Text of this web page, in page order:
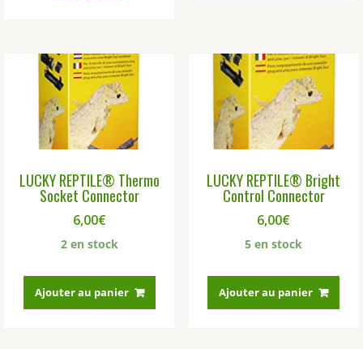
LUCKY REPTILE® Thermo
Socket Connector
6,00€
2 en stock
Ajouter au panier
LUCKY REPTILE® Bright
Control Connector
6,00€
5 en stock
Ajouter au panier